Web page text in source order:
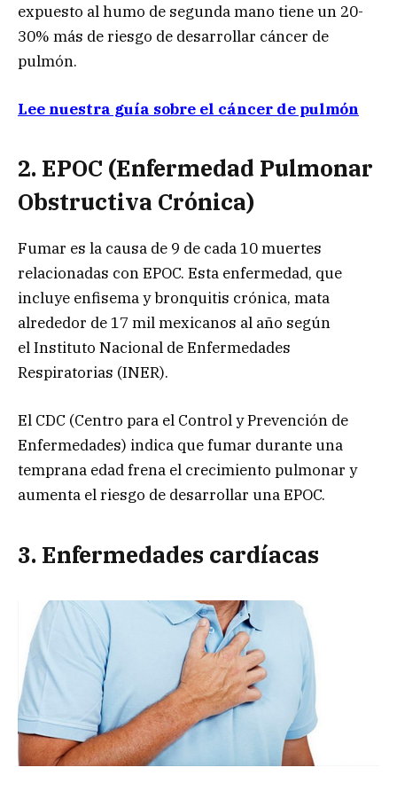
expuesto al humo de segunda mano tiene un 20-
30% más de riesgo de desarrollar cáncer de
pulmón.
Lee nuestra guía sobre el cáncer de pulmón
2. EPOC (Enfermedad Pulmonar
Obstructiva Crónica)
Fumar es la causa de 9 de cada 10 muertes
relacionadas con EPOC. Esta enfermedad, que
incluye enfisema y bronquitis crónica, mata
alrededor de 17 mil mexicanos al año según
el Instituto Nacional de Enfermedades
Respiratorias (INER).
El CDC (Centro para el Control y Prevención de
Enfermedades) indica que fumar durante una
temprana edad frena el crecimiento pulmonar y
aumenta el riesgo de desarrollar una EPOC.
3. Enfermedades cardíacas